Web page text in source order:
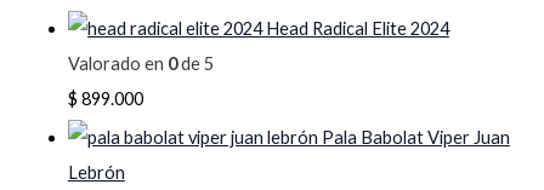
Head Radical Elite 2024
Valorado en 0de 5
$ 899.000
Pala Babolat Viper Juan
Lebrón